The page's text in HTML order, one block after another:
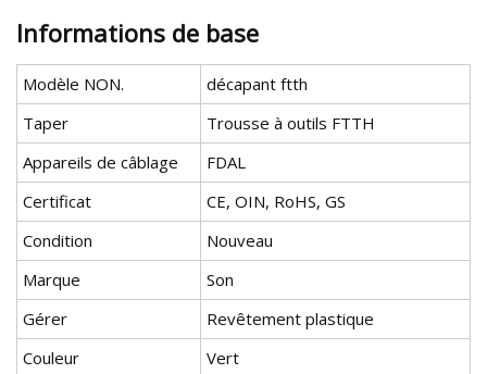
Informations de base
Modèle NON.
décapant ftth
Taper
Trousse à outils FTTH
Appareils de câblage
FDAL
Certificat
CE, OIN, RoHS, GS
Condition
Nouveau
Marque
Son
Gérer
Revêtement plastique
Couleur
Vert